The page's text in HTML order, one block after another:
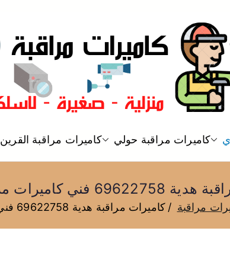
كاميرات مراقبة
فني كاميرات مراقبة الكويتكاميرات مراقبة حولي كاميرات مراقبة القرين
فني كاميرات مراقبة هدية
مراقبة كاميرات مراقبة هدية 69622758 فني كاميرات مراقبة هدية